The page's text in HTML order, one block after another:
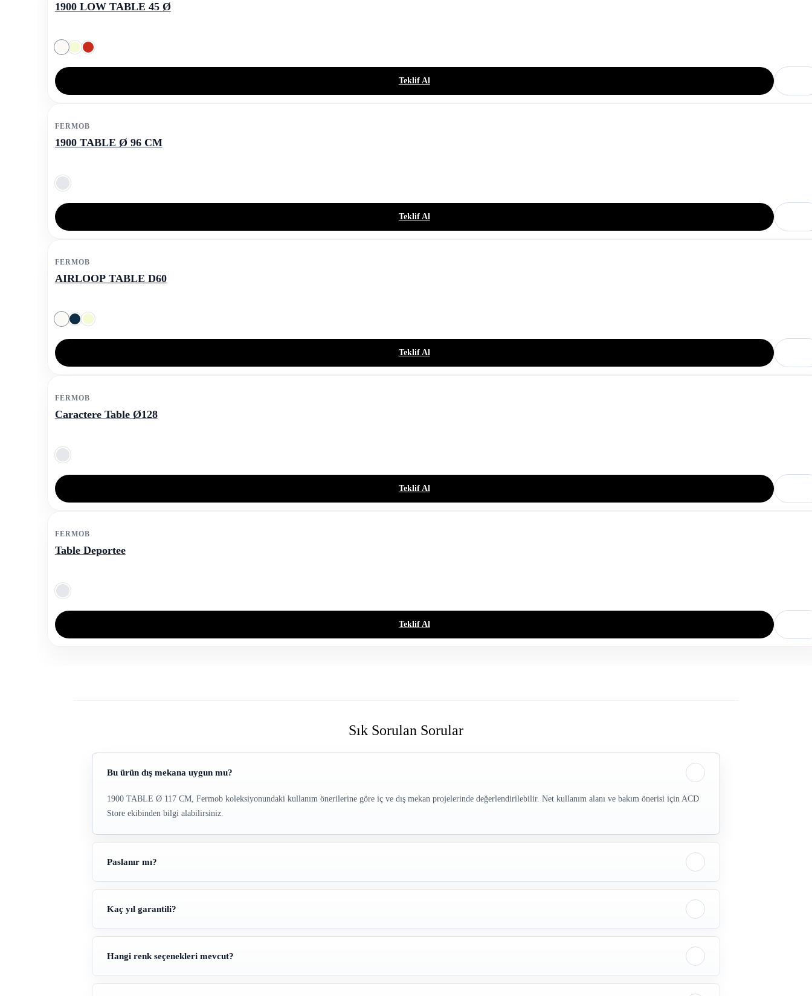
1900 LOW TABLE 45 Ø
Teklif Al
FERMOB
1900 TABLE Ø 96 CM
Teklif Al
FERMOB
AIRLOOP TABLE D60
Teklif Al
FERMOB
Caractere Table Ø128
Teklif Al
FERMOB
Table Deportee
Teklif Al
Sık Sorulan Sorular
Bu ürün dış mekana uygun mu?
1900 TABLE Ø 117 CM, Fermob koleksiyonundaki kullanım önerilerine göre iç ve dış mekan projelerinde değerlendirilebilir. Net kullanım alanı ve bakım önerisi için ACD
Store ekibinden bilgi alabilirsiniz.
Paslanır mı?
Kaç yıl garantili?
Hangi renk seçenekleri mevcut?